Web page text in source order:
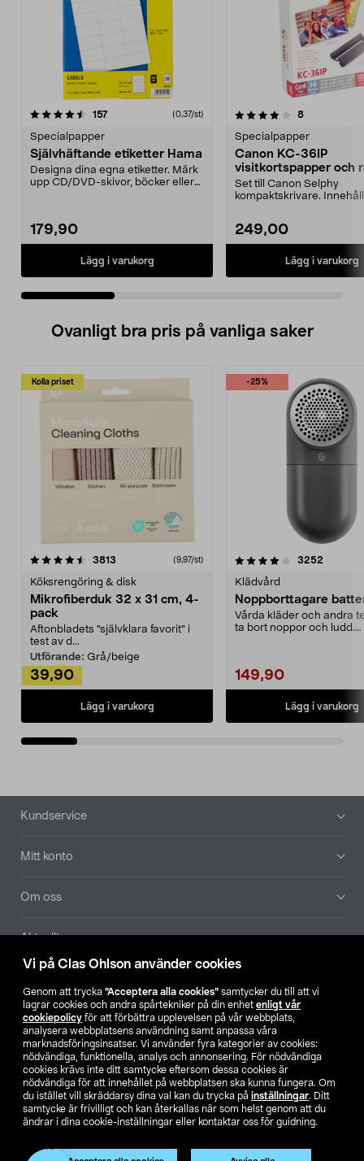
Vi på Clas Ohlson använder cookies
Genom att trycka ”Acceptera alla cookies” samtycker du till att vi
lagrar cookies och andra spårtekniker på din enhet enligt vår
cookiepolicy för att förbättra upplevelsen på vår webbplats,
analysera webbplatsens användning samt anpassa våra
marknadsföringsinsatser. Vi använder fyra kategorier av cookies:
nödvändiga, funktionella, analys och annonsering. För nödvändiga
cookies krävs inte ditt samtycke eftersom dessa cookies är
nödvändiga för att innehållet på webbplatsen ska kunna fungera. Om
du istället vill skräddarsy dina val kan du trycka på inställningar. Ditt
samtycke är frivilligt och kan återkallas när som helst genom att du
ändrar i dina cookie-inställningar eller kontaktar oss för guidning.
157recensioner (0,37/st)
Specialpapper
Självhäftande etiketter Hama
Designa dina egna etiketter. Märk
upp CD/DVD-skivor, böcker eller
179,90
Lägg i varukorg
4.0 av 5 stjärnor 8recensioner
Specialpapper
Canon KC-36IP
visitkortspapper och
med färgfolie
Set till Canon Selphy
kompaktskrivare.
249,00
Lägg i varukorg
4.5 av 5 stjärnor
Ovanligt bra pris på vanliga saker
Kolla priset
3813 (9,97/st)
Köksrengöring & disk
Mikrofiberduk 32 x 31 cm, 4-
pack
Aftonbladets "självklara favorit” i
test av d...
Utförande: Grå/beige
39,90
Lägg i varukorg
-25%
4.0av 5 stjärnor 3252
Klädvård
Noppborttagare
Vårda kläder och andra
ta bort noppor och ludd.
149,90
Lägg i varukorg
4.5av 5 stjärnor
Sidfot
Kundservice
Mitt konto
Om oss
Aktuellt
Hitta butik
SE NO FI